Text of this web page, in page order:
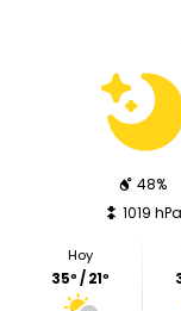
48%
1019 hPa
Hoy
35º / 21º